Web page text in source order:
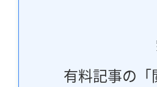
有料記事の